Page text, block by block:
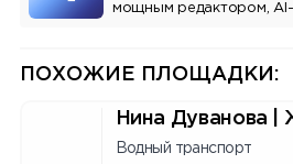
мощным редактором, AI-
ПОХОЖИЕ ПЛОЩАДКИ:
Нина Дуванова
Водный транспорт